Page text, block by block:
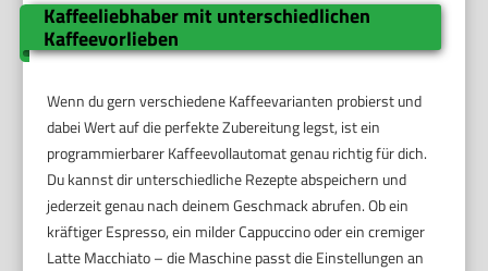
Kaffeeliebhaber mit unterschiedlichen
Kaffeevorlieben
Wenn du gern verschiedene Kaffeevarianten probierst und
dabei Wert auf die perfekte Zubereitung legst, ist ein
programmierbarer Kaffeevollautomat genau richtig für dich.
Du kannst dir unterschiedliche Rezepte abspeichern und
jederzeit genau nach deinem Geschmack abrufen. Ob ein
kräftiger Espresso, ein milder Cappuccino oder ein cremiger
Latte Macchiato – die Maschine passt die Einstellungen an